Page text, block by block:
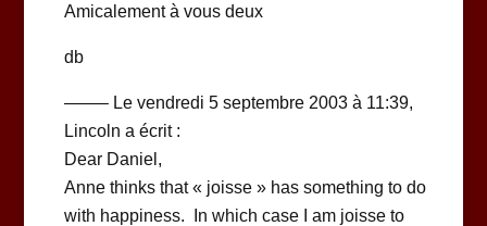
Amicalement à vous deux
db
——– Le vendredi 5 septembre 2003 à 11:39,
Lincoln a écrit :
Dear Daniel,
Anne thinks that « joisse » has something to do
with happiness. In which case I am joisse to